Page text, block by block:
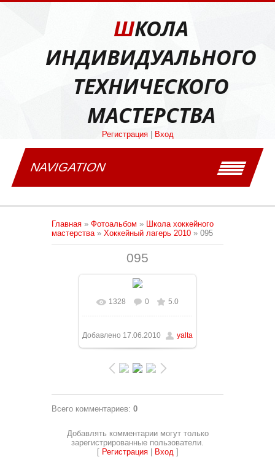
ШКОЛА
ИНДИВИДУАЛЬНОГО
ТЕХНИЧЕСКОГО
МАСТЕРСТВА
Регистрация| Вход
NAVIGATION
Главная » Фотоальбом » Школа хоккейного
мастерства» Хоккейный лагерь 2010 » 095
095
В реальном размере
1228x921/ 106.8Kb
1328 0 5.0
Добавлено 17.06.2010 yalta
Всего комментариев: 0
Добавлять комментарии могут только
зарегистрированные пользователи.
[ Регистрация| Вход ]